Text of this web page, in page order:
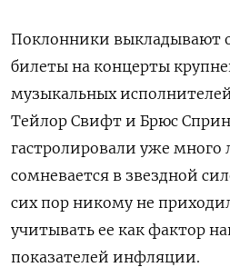
Поклонники выкладывают
билеты на концерты
музыкальных
Тейлор Свифт и Брюс
гастролировали уже много
сомневается в звездной
сих пор никому не
учитывать ее как фактор
показателей инфляции.